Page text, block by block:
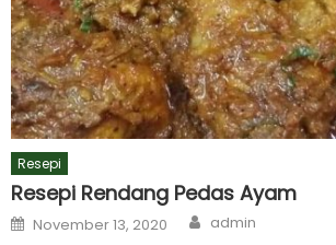
Resepi
Resepi Rendang Pedas Ayam
Posted
on
November 13, 2020 Author
admin